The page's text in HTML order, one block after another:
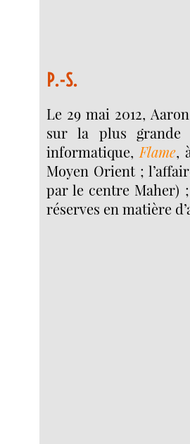
P.-S.
Le 29 mai 2012,
sur la plus grande
informatique, Flame,
Moyen Orient ;
par le centre Maher)
réserves en matière